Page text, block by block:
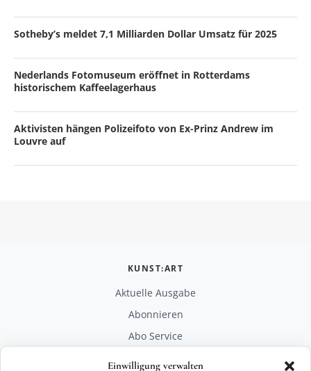
Einwilligung verwalten
Sotheby’s meldet 7,1 Milliarden Dollar Umsatz für 2025
Nederlands Fotomuseum eröffnet in Rotterdams
historischem Kaffeelagerhaus
Aktivisten hängen Polizeifoto von Ex-Prinz Andrew im
Louvre auf
KUNST:ART
Aktuelle Ausgabe
Abonnieren
Abo Service